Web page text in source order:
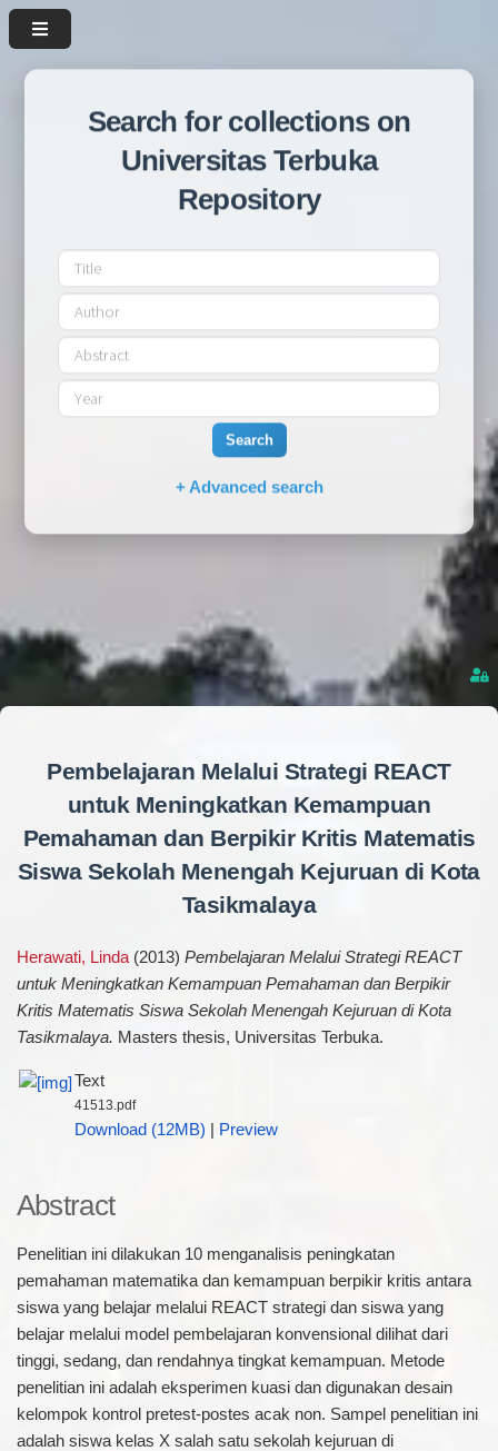
Search for collections on
Universitas Terbuka
Repository
Search
+ Advanced search
Pembelajaran Melalui Strategi REACT
untuk Meningkatkan Kemampuan
Pemahaman dan Berpikir Kritis Matematis
Siswa Sekolah Menengah Kejuruan di Kota
Tasikmalaya
Herawati, Linda(2013) Pembelajaran Melalui Strategi REACT
untuk Meningkatkan Kemampuan Pemahaman dan Berpikir
Kritis Matematis Siswa Sekolah Menengah Kejuruan di Kota
Tasikmalaya. Masters thesis, Universitas Terbuka.
Text
41513.pdf
Download (12MB) Preview
Abstract
Penelitian ini dilakukan 10 menganalisis peningkatan
pemahaman matematika dan kemampuan berpikir kritis antara
siswa yang belajar melalui REACT strategi dan siswa yang
belajar melalui model pembelajaran konvensional dilihat dari
tinggi, sedang, dan rendahnya tingkat kemampuan. Metode
penelitian ini adalah eksperimen kuasi dan digunakan desain
kelompok kontrol pretest-postes acak non. Sampel penelitian ini
adalah siswa kelas X salah satu sekolah kejuruan di